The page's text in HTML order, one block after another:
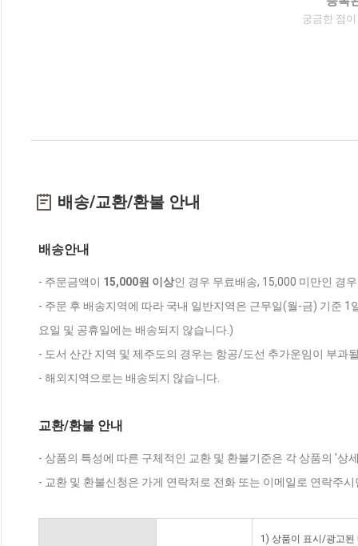
궁금한 점
배송/교환/환불 안내
배송안내
- 주문금액이 15,000원 이상인 경우 무료배송, 15,000 미만인 경
- 주문 후 배송지역에 따라 국내 일반지역은 근무일(월-금) 기준
요일 및 공휴일에는 배송되지 않습니다.)
- 도서 산간 지역 및 제주도의 경우는 항공/도선 추가운임이 부과
- 해외지역으로는 배송되지 않습니다.
교환/환불 안내
- 상품의 특성에 따른 구체적인 교환 및 환불기준은 각 상품의 '상
- 교환 및 환불신청은 가게 연락처로 전화 또는 이메일로 연락주
1) 상품이 표시/광고된